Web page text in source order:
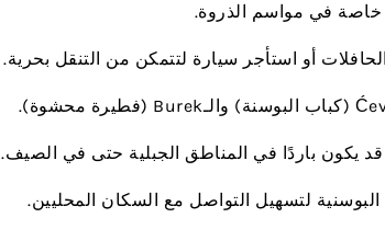
خاصة في مواسم الذروة.
أو استأجر سيارة لتتمكن من التنقل بحرية.
يكون باردًا في المناطق الجبلية حتى في الصيف.
لتسهيل التواصل مع السكان المحليين.